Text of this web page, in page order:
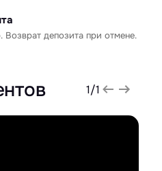
депозита при отмене.
1/1